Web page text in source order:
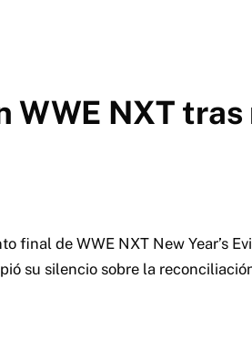
WWE NXT
final de WWE NXT New Year’s
su silencio sobre la